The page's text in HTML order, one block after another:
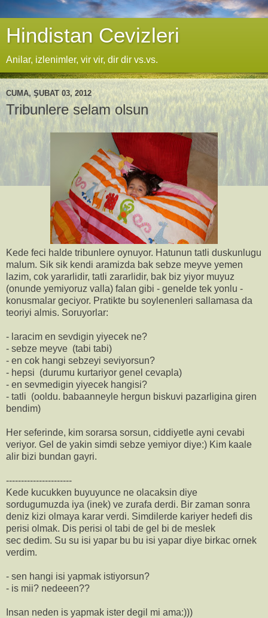
Hindistan Cevizleri
Anilar, izlenimler, vir vir, dir dir vs.vs.
CUMA, ŞUBAT 03, 2012
Tribunlere selam olsun
Kede feci halde tribunlere oynuyor. Hatunun tatli duskunlugu
malum. Sik sik kendi aramizda bak sebze meyve yemen
lazim, cok yararlidir, tatli zararlidir, bak biz yiyor muyuz
(onunde yemiyoruz valla) falan gibi - genelde tek yonlu -
konusmalar geciyor. Pratikte bu soylenenleri sallamasa da
teoriyi almis. Soruyorlar:
- laracim en sevdigin yiyecek ne?
- sebze meyve (tabi tabi)
- en cok hangi sebzeyi seviyorsun?
- hepsi (durumu kurtariyor genel cevapla)
- en sevmedigin yiyecek hangisi?
- tatli (ooldu. babaanneyle hergun biskuvi pazarligina giren
bendim)
Her seferinde, kim sorarsa sorsun, ciddiyetle ayni cevabi
veriyor. Gel de yakin simdi sebze yemiyor diye:) Kim kaale
alir bizi bundan gayri.
----------------------
Kede kucukken buyuyunce ne olacaksin diye
sordugumuzda iya (inek) ve zurafa derdi. Bir zaman sonra
deniz kizi olmaya karar verdi. Simdilerde kariyer hedefi dis
perisi olmak. Dis perisi ol tabi de gel bi de meslek
sec dedim. Su su isi yapar bu bu isi yapar diye birkac ornek
verdim.
- sen hangi isi yapmak istiyorsun?
- is mii? nedeeen??
Insan neden is yapmak ister degil mi ama:)))